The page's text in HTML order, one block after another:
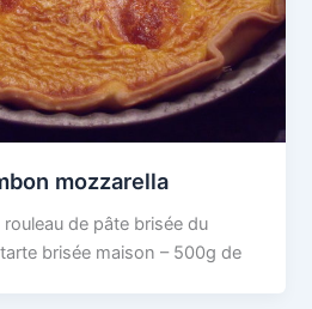
mozzarella
de pâte brisée du
brisée maison – 500g de